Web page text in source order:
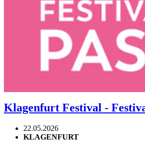
Klagenfurt Festival -
22.05.2026
KLAGENFURT